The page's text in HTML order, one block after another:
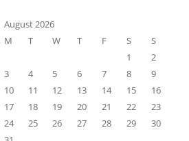
August 2026
M
T W T F S
S
1
2
3
4 5 6 7 8
9
10
11 12 13 14 15
16
17
18 19 20 21 22
23
24
25 26 27 28 29
30